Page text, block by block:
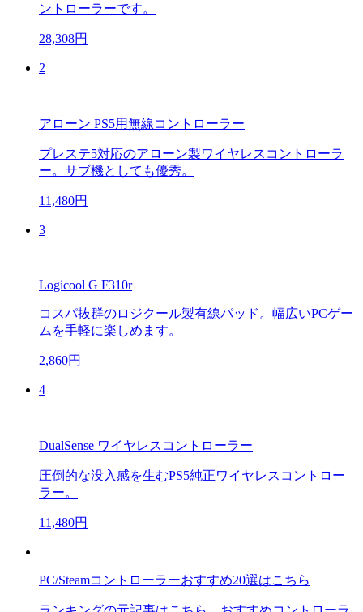
ントローラーです。
28,308円
2
アローン PS5用無線コントローラー
プレステ5対応のアローン製ワイヤレスコントローラ
ー。サブ機としても優秀。
11,480円
3
Logicool G F310r
コスパ抜群のロジクール製有線パッド。幅広いPCゲー
ムを手軽に楽しめます。
2,860円
4
DualSense ワイヤレスコントローラー
圧倒的な没入感を生むPS5純正ワイヤレスコントロー
ラー。
11,480円
PC/Steamコントローラーおすすめ20選はこちら